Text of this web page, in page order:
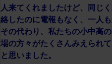
人来てくれましたけど、同じ
絡したのに電報もなく、一人も
その代わり、私たちの小中高
場の方々がたくさんみえられ
と思いました。